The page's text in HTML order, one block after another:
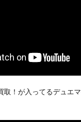
取！が入ってるデュエ